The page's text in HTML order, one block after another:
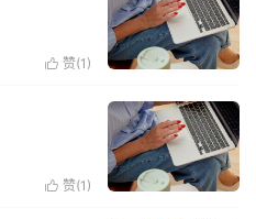
 赞(1 )
 赞(1 )